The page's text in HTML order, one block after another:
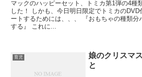
マックのハッピーセット、トミカ第1弾の4種
した！ しかも、今日明日限定でトミカのDVD
ートするためには、、、 『おもちゃの種類分
する』 これに...
育児
娘のクリスマ
と